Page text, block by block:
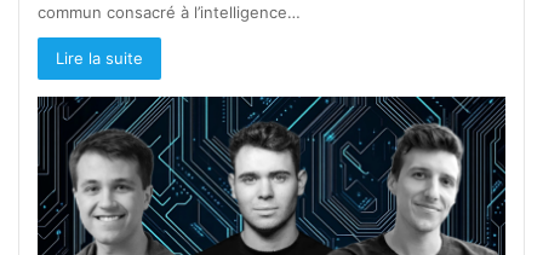
commun consacré à l’intelligence…
Lire la suite